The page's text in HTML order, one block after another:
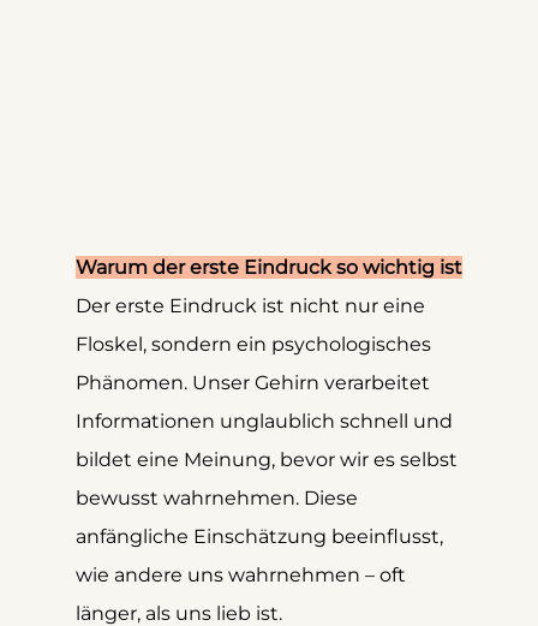
Warum der erste Eindruck so wichtig ist
Der erste Eindruck ist nicht nur eine
Floskel, sondern ein psychologisches
Phänomen. Unser Gehirn verarbeitet
Informationen unglaublich schnell und
bildet eine Meinung, bevor wir es selbst
bewusst wahrnehmen. Diese
anfängliche Einschätzung beeinflusst,
wie andere uns wahrnehmen – oft
länger, als uns lieb ist.